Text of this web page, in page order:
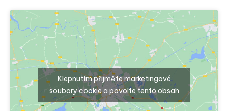
Klepnutím přijměte marketingové
soubory cookie a povolte tento obsah